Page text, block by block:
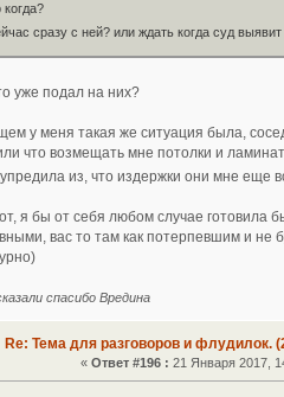
когда?
сразу с ней? или ждать когда суд
уже подал на них?
у меня такая же ситуация была,
что возмещать мне потолки и
из, что издержки они мне еще
я бы от себя любом случае
вас то там как потерпевшим и не
спасибо Вредина
Re: Тема для разговоров и флудилок.
« Ответ #196 : 21 Января 2017,